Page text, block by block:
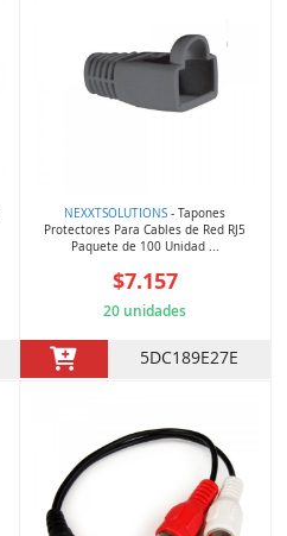
NEXXTSOLUTIONS - Tapones
Protectores Para Cables de Red RJ5
Paquete de 100 Unidad ...
$7.157
20 unidades
5DC189E27E